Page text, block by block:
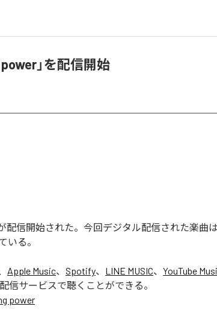
」を配信開始
が配信開始された。今回デジタル配信された楽曲
いる。
Apple Music、 Spotify、 LINE MUSIC、 YouTube
信サービスで聴くことができる。
power